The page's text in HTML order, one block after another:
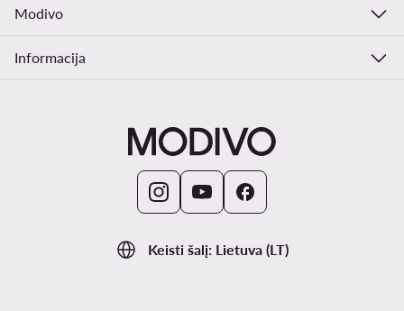
Keisti šalį: Lietuva (LT)
Modivo
Informacija